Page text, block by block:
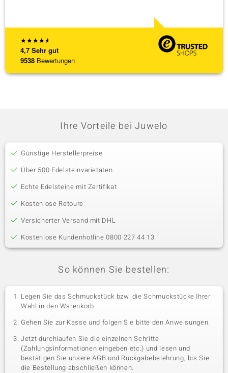
★★★★★
4,7 Sehr gut
9538 Bewertungen
Ihre Vorteile bei Juwelo
Günstige Herstellerpreise
Über 500 Edelsteinvarietäten
Echte Edelsteine mit Zertifikat
Kostenlose Retoure
Versicherter Versand mit DHL
Kostenlose Kundenhotline 0800 227 44 13
So können Sie bestellen:
Legen Sie das Schmuckstück bzw. die Schmuckstücke Ihrer
Wahl in den Warenkorb.
Gehen Sie zur Kasse und folgen Sie bitte den Anweisungen.
Jetzt durchlaufen Sie die einzelnen Schritte
(Zahlungsinformationen eingeben etc.) und lesen und
bestätigen Sie unsere AGB und Rückgabebelehrung, bis Sie
die Bestellung abschließen können.